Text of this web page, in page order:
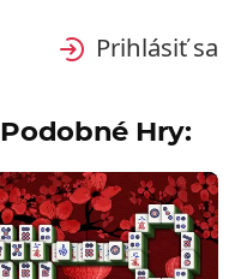
Prihlásiť sa
Podobné Hry: